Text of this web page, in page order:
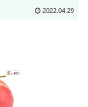
2022.04.29